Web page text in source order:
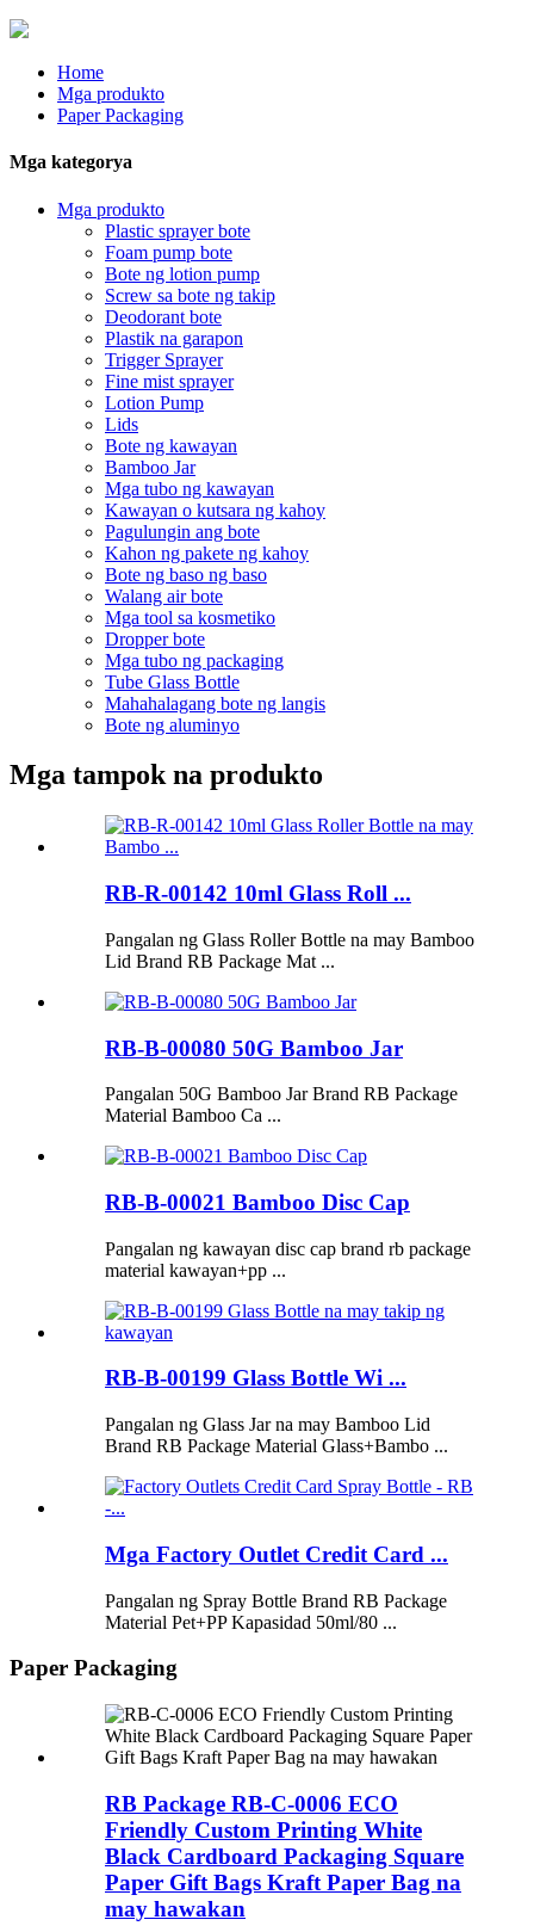
Home
Mga produkto
Paper Packaging
Mga kategorya
Mga produkto
Plastic sprayer bote
Foam pump bote
Bote ng lotion pump
Screw sa bote ng takip
Deodorant bote
Plastik na garapon
Trigger Sprayer
Fine mist sprayer
Lotion Pump
Lids
Bote ng kawayan
Bamboo Jar
Mga tubo ng kawayan
Kawayan o kutsara ng kahoy
Pagulungin ang bote
Kahon ng pakete ng kahoy
Bote ng baso ng baso
Walang air bote
Mga tool sa kosmetiko
Dropper bote
Mga tubo ng packaging
Tube Glass Bottle
Mahahalagang bote ng langis
Bote ng aluminyo
Mga tampok na produkto
RB-R-00142 10ml Glass Roll ...
Pangalan ng Glass Roller Bottle na may Bamboo
Lid Brand RB Package Mat ...
RB-B-00080 50G Bamboo Jar
Pangalan 50G Bamboo Jar Brand RB Package
Material Bamboo Ca ...
RB-B-00021 Bamboo Disc Cap
Pangalan ng kawayan disc cap brand rb package
material kawayan+pp ...
RB-B-00199 Glass Bottle Wi ...
Pangalan ng Glass Jar na may Bamboo Lid
Brand RB Package Material Glass+Bambo ...
Mga Factory Outlet Credit Card ...
Pangalan ng Spray Bottle Brand RB Package
Material Pet+PP Kapasidad 50ml/80 ...
Paper Packaging
RB Package RB-C-0006 ECO
Friendly Custom Printing White
Black Cardboard Packaging Square
Paper Gift Bags Kraft Paper Bag na
may hawakan